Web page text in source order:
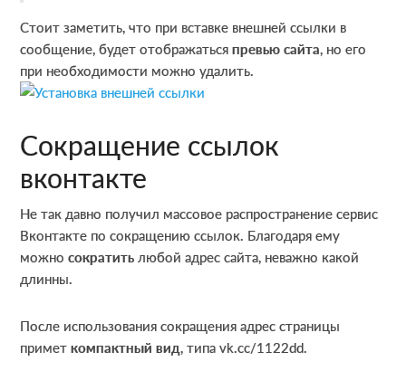
Стоит заметить, что при вставке внешней ссылки в
сообщение, будет отображатьсяпревью сайта, но его
при необходимости можно удалить.
Сокращение ссылок
вконтакте
Не так давно получил массовое распространение сервис
Вконтакте по сокращению ссылок. Благодаря ему
можносократитьлюбой адрес сайта, неважно какой
длинны.
После использования сокращения адрес страницы
приметкомпактный вид, типа vk.cc/1122dd.